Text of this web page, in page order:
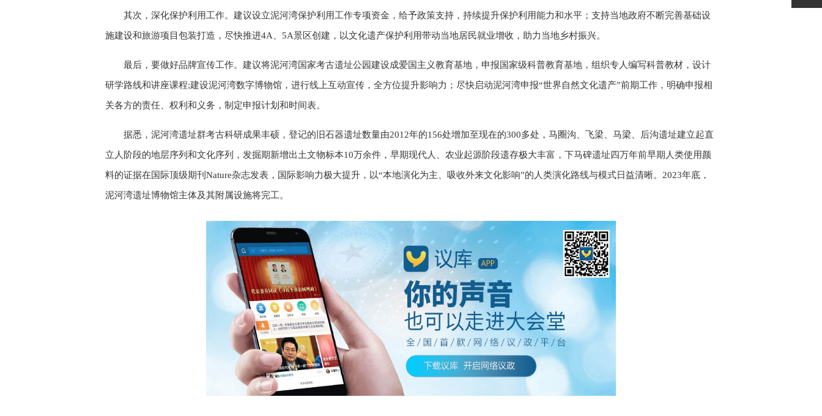
其次，深化保护利用工作。建议设立泥河湾保护利用工作专项资金，给予政策支持，持续提升保护利用能力和水平；支持当地政府不断完善基础设
施建设和旅游项目包装打造，尽快推进4A、5A景区创建，以文化遗产保护利用带动当地居民就业增收，助力当地乡村振兴。
最后，要做好品牌宣传工作。建议将泥河湾国家考古遗址公园建设成爱国主义教育基地，申报国家级科普教育基地，组织专人编写科普教材，设计
研学路线和讲座课程;建设泥河湾数字博物馆，进行线上互动宣传，全方位提升影响力；尽快启动泥河湾申报“世界自然文化遗产”前期工作，明确申报相
关各方的责任、权利和义务，制定申报计划和时间表。
据悉，泥河湾遗址群考古科研成果丰硕，登记的旧石器遗址数量由2012年的156处增加至现在的300多处，马圈沟、飞梁、马梁、后沟遗址建立起直
立人阶段的地层序列和文化序列，发掘期新增出土文物标本10万余件，早期现代人、农业起源阶段遗存极大丰富，下马碑遗址四万年前早期人类使用颜
料的证据在国际顶级期刊Nature杂志发表，国际影响力极大提升，以“本地演化为主、吸收外来文化影响”的人类演化路线与模式日益清晰。2023年底，
泥河湾遗址博物馆主体及其附属设施将完工。